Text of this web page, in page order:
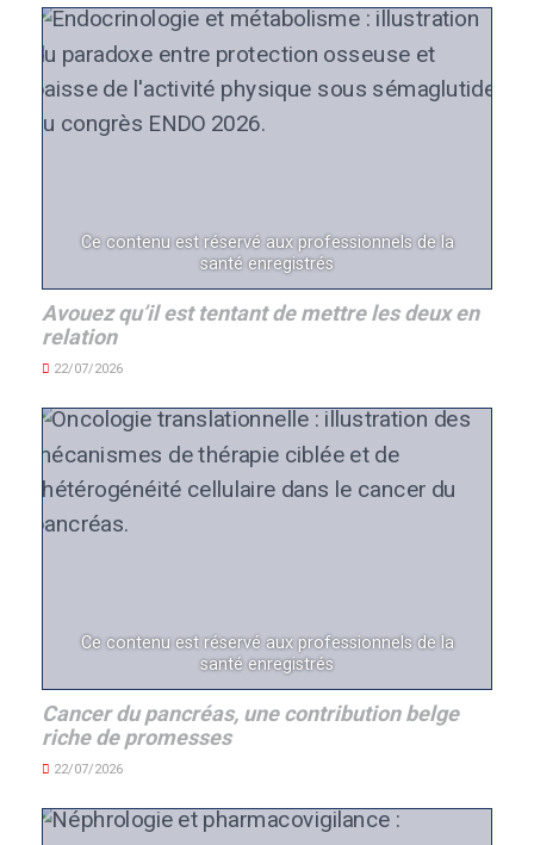
Ce contenu est réservé aux professionnels de la
santé enregistrés
Avouez qu’il est tentant de mettre les deux en
relation
22/07/2026
Ce contenu est réservé aux professionnels de la
santé enregistrés
Cancer du pancréas, une contribution belge
riche de promesses
22/07/2026